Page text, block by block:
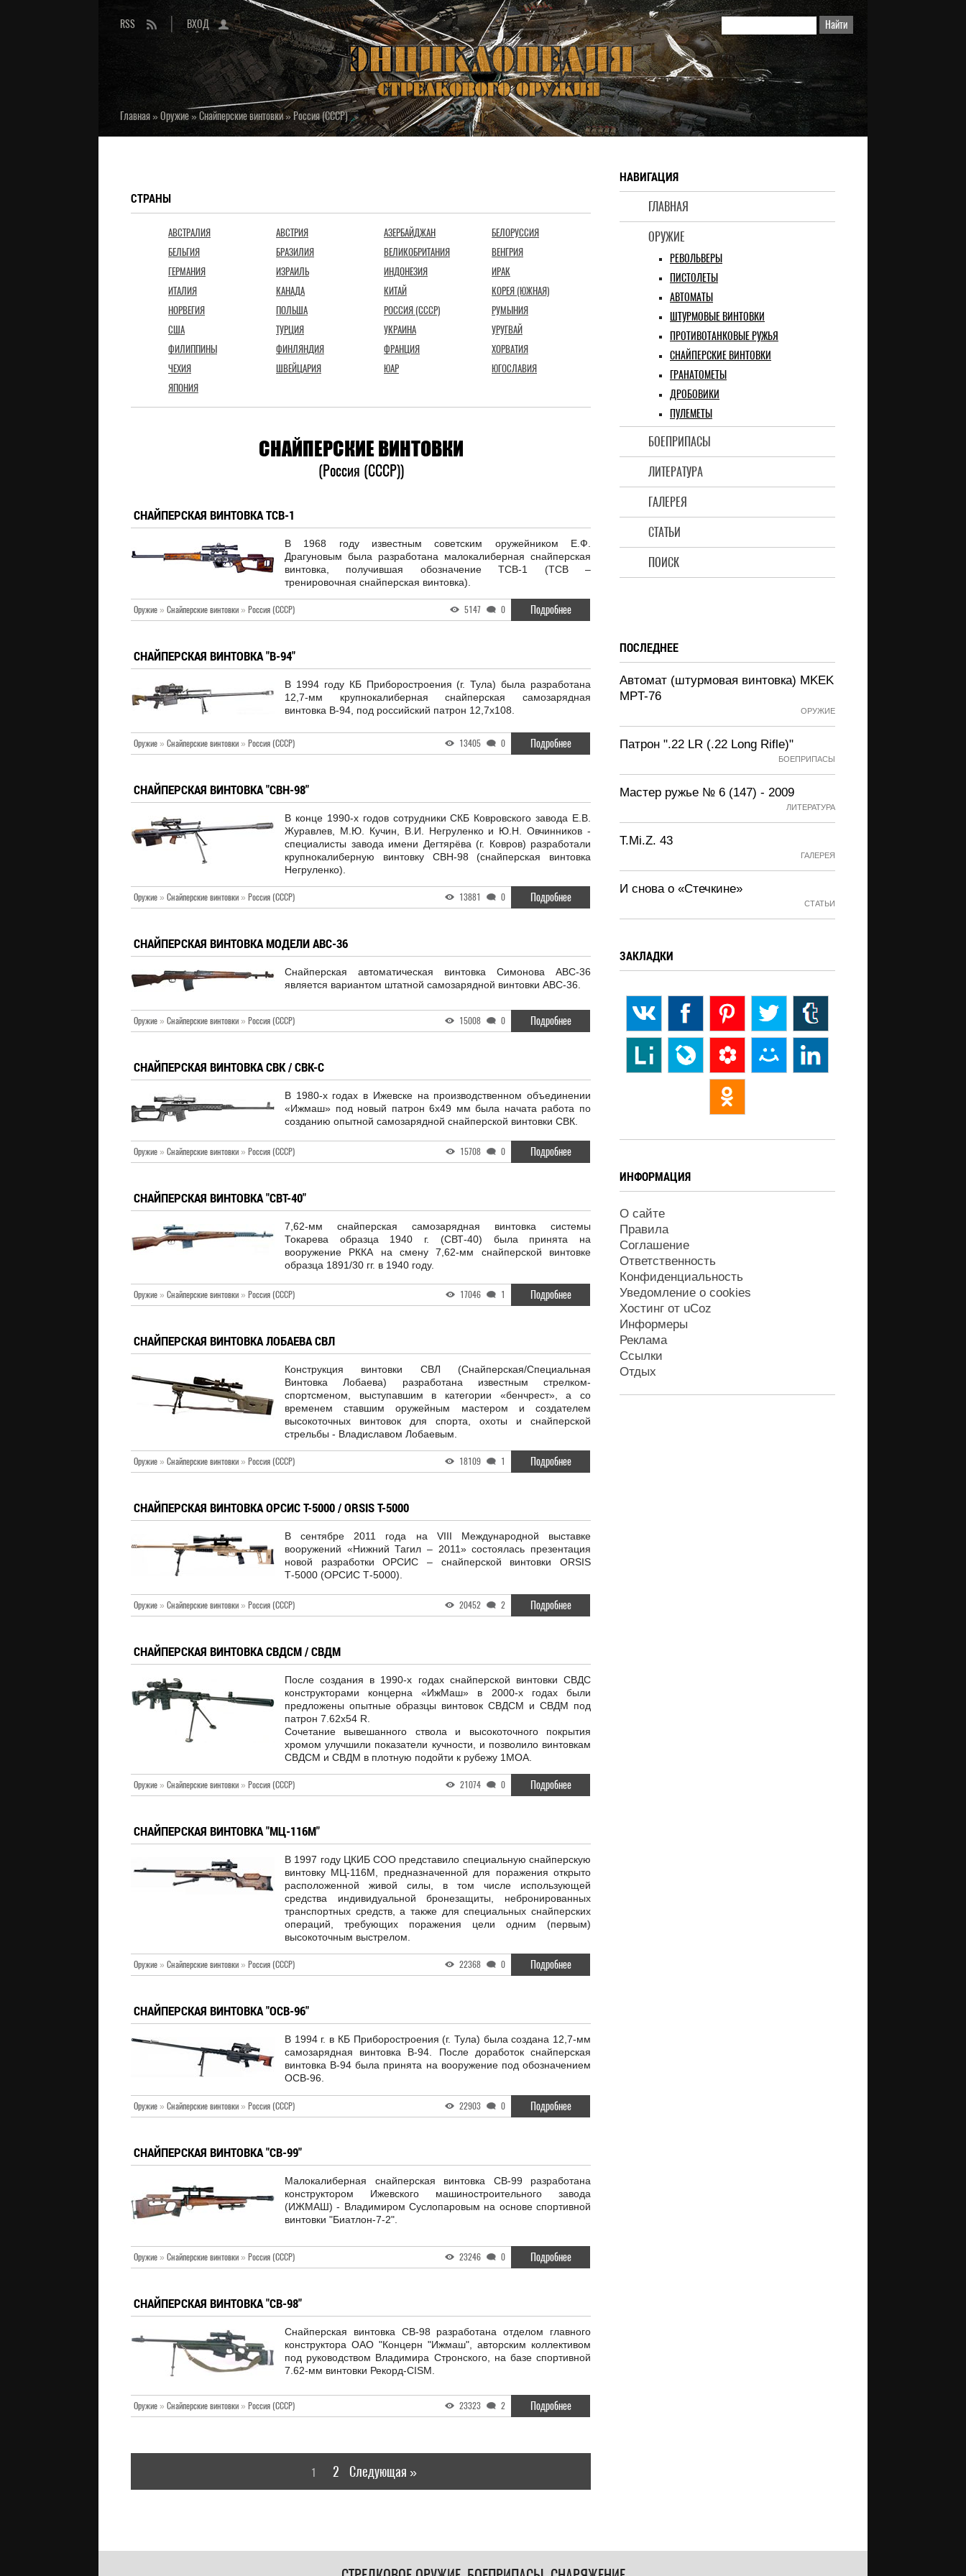
RSS ВХОД
Главная» Оружие»Снайперские винтовки»Россия (СССР)
НАВИГАЦИЯ
ГЛАВНАЯ
ОРУЖИЕ
РЕВОЛЬВЕРЫ
ПИСТОЛЕТЫ
АВТОМАТЫ
ШТУРМОВЫЕ ВИНТОВКИ
ПРОТИВОТАНКОВЫЕ РУЖЬЯ
СНАЙПЕРСКИЕ ВИНТОВКИ
ГРАНАТОМЕТЫ
ДРОБОВИКИ
ПУЛЕМЕТЫ
БОЕПРИПАСЫ
ЛИТЕРАТУРА
ГАЛЕРЕЯ
СТАТЬИ
ПОИСК
СТРАНЫ
АВСТРАЛИЯ АВСТРИЯ АЗЕРБАЙДЖАН
БЕЛОРУССИЯ
БЕЛЬГИЯ
БРАЗИЛИЯ ВЕЛИКОБРИТАНИЯ
ВЕНГРИЯ
ГЕРМАНИЯ
ИЗРАИЛЬ ИНДОНЕЗИЯ
ИРАК
ИТАЛИЯ
КАНАДА КИТАЙ
КОРЕЯ (ЮЖНАЯ)
НОРВЕГИЯ
ПОЛЬША РОССИЯ (СССР)
РУМЫНИЯ
США
ТУРЦИЯ УКРАИНА
УРУГВАЙ
ФИЛИППИНЫ
ФИНЛЯНДИЯ ФРАНЦИЯ
ХОРВАТИЯ
ЧЕХИЯ
ШВЕЙЦАРИЯ ЮАР
ЮГОСЛАВИЯ
ЯПОНИЯ
СНАЙПЕРСКИЕ ВИНТОВКИ
(Россия (СССР))
СНАЙПЕРСКАЯ ВИНТОВКА ТСВ-1
В 1968 году известным советским оружейником Е.Ф.
Драгуновым была разработана малокалиберная снайперская
винтовка, получившая обозначение ТСВ-1 (ТСВ –
тренировочная снайперская винтовка).
Оружие» Снайперские винтовки» Россия (СССР) 5147 0 Подробнее
СНАЙПЕРСКАЯ ВИНТОВКА "В-94"
В 1994 году КБ Приборостроения (г. Тула) была разработана
12,7-мм крупнокалиберная снайперская самозарядная
винтовка В-94, под российский патрон 12,7х108.
Оружие» Снайперские винтовки» Россия (СССР) 13405 0 Подробнее
СНАЙПЕРСКАЯ ВИНТОВКА "СВН-98"
В конце 1990-х годов сотрудники СКБ Ковровского завода Е.В.
Журавлев, М.Ю. Кучин, В.И. Негруленко и Ю.Н. Овчинников -
специалисты завода имени Дегтярёва (г. Ковров) разработали
крупнокалиберную винтовку СВН-98 (снайперская винтовка
Негруленко).
Оружие» Снайперские винтовки» Россия (СССР) 13881 0 Подробнее
СНАЙПЕРСКАЯ ВИНТОВКА МОДЕЛИ АВС-36
Снайперская автоматическая винтовка Симонова АВС-36
является вариантом штатной самозарядной винтовки АВС-36.
Оружие» Снайперские винтовки» Россия (СССР) 15008 0 Подробнее
СНАЙПЕРСКАЯ ВИНТОВКА СВК / СВК-С
В 1980-х годах в Ижевске на производственном объединении
«Ижмаш» под новый патрон 6х49 мм была начата работа по
созданию опытной самозарядной снайперской винтовки СВК.
Оружие» Снайперские винтовки» Россия (СССР) 15708 0 Подробнее
СНАЙПЕРСКАЯ ВИНТОВКА "СВТ-40"
7,62-мм снайперская самозарядная винтовка системы
Токарева образца 1940 г. (СВТ-40) была принята на
вооружение РККА на смену 7,62-мм снайперской винтовке
образца 1891/30 гг. в 1940 году.
Оружие» Снайперские винтовки» Россия (СССР) 17046 1 Подробнее
СНАЙПЕРСКАЯ ВИНТОВКА ЛОБАЕВА СВЛ
Конструкция винтовки СВЛ (Снайперская/Специальная
Винтовка Лобаева) разработана известным стрелком-
спортсменом, выступавшим в категории «бенчрест», а со
временем ставшим оружейным мастером и создателем
высокоточных винтовок для спорта, охоты и снайперской
стрельбы - Владиславом Лобаевым.
Оружие» Снайперские винтовки» Россия (СССР) 18109 1 Подробнее
СНАЙПЕРСКАЯ ВИНТОВКА ОРСИС Т-5000 / ORSIS T-5000
В сентябре 2011 года на VIII Международной выставке
вооружений «Нижний Тагил – 2011» состоялась презентация
новой разработки ОРСИС – снайперской винтовки ORSIS
Т-5000 (ОРСИС Т-5000).
Оружие» Снайперские винтовки» Россия (СССР) 20452 2 Подробнее
СНАЙПЕРСКАЯ ВИНТОВКА СВДСМ / СВДМ
После создания в 1990-х годах снайперской винтовки СВДС
конструкторами концерна «ИжМаш» в 2000-х годах были
предложены опытные образцы винтовок СВДСМ и СВДМ под
патрон 7.62х54 R.
Сочетание вывешанного ствола и высокоточного покрытия
хромом улучшили показатели кучности, и позволило винтовкам
СВДСМ и СВДМ в плотную подойти к рубежу 1МОА.
Оружие» Снайперские винтовки» Россия (СССР) 21074 0 Подробнее
СНАЙПЕРСКАЯ ВИНТОВКА "МЦ-116М"
В 1997 году ЦКИБ СОО представило специальную снайперскую
винтовку МЦ-116М, предназначенной для поражения открыто
расположенной живой силы, в том числе использующей
средства индивидуальной бронезащиты, небронированных
транспортных средств, а также для специальных снайперских
операций, требующих поражения цели одним (первым)
высокоточным выстрелом.
Оружие» Снайперские винтовки» Россия (СССР) 22368 0 Подробнее
СНАЙПЕРСКАЯ ВИНТОВКА "ОСВ-96"
В 1994 г. в КБ Приборостроения (г. Тула) была создана 12,7-мм
самозарядная винтовка В-94. После доработок снайперская
винтовка В-94 была принята на вооружение под обозначением
ОСВ-96.
Оружие» Снайперские винтовки» Россия (СССР) 22903 0 Подробнее
СНАЙПЕРСКАЯ ВИНТОВКА "СВ-99"
Малокалиберная снайперская винтовка СВ-99 разработана
конструктором Ижевского машиностроительного завода
(ИЖМАШ) - Владимиром Суслопаровым на основе спортивной
винтовки "Биатлон-7-2".
Оружие» Снайперские винтовки» Россия (СССР) 23246 0 Подробнее
СНАЙПЕРСКАЯ ВИНТОВКА "СВ-98"
Снайперская винтовка СВ-98 разработана отделом главного
конструктора ОАО "Концерн "Ижмаш", авторским коллективом
под руководством Владимира Стронского, на базе спортивной
7.62-мм винтовки Рекорд-CISM.
Оружие» Снайперские винтовки» Россия (СССР) 23323 2 Подробнее
1 2 Следующая »
ПОСЛЕДНЕЕ
Автомат (штурмовая винтовка) MKEK
MPT-76
ОРУЖИЕ
Патрон ".22 LR (.22 Long Rifle)"
БОЕПРИПАСЫ
Мастер ружье № 6 (147) - 2009
ЛИТЕРАТУРА
T.Mi.Z. 43
ГАЛЕРЕЯ
И снова о «Стечкине»
СТАТЬИ
ЗАКЛАДКИ
ИНФОРМАЦИЯ
О сайте
Правила
Соглашение
Ответственность
Конфиденциальность
Уведомление о cookies
Хостинг от uCoz
Информеры
Реклама
Ссылки
Отдых